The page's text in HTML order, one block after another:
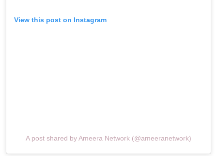
View this post on Instagram
A post shared by Ameera Network (@ameeranetwork)